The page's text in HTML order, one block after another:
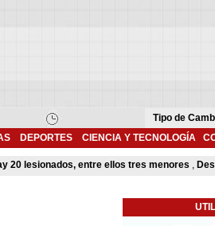
DEPORTES CIENCIA Y TECNOLOGÍA
lesionados, entre ellos tres menores,